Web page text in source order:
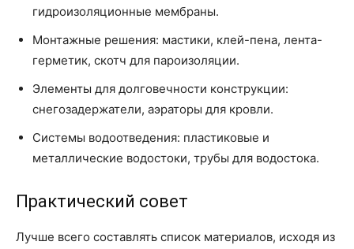
гидроизоляционные мембраны.
Монтажные решения: мастики, клей-пена, лента-
герметик, скотч для пароизоляции.
Элементы для долговечности конструкции:
снегозадержатели, аэраторы для кровли.
Системы водоотведения: пластиковые и
металлические водостоки, трубы для водостока.
Практический совет
Лучше всего составлять список материалов, исходя из